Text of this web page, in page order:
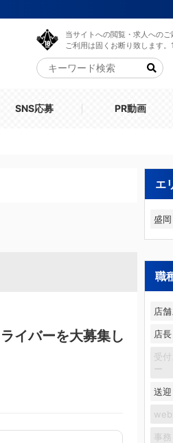
当サイトへの閲覧・求人への
ご利用は固くお断り致します
SNS応募 PR動画
イバーを大募集し
エ
盛岡
職
店
店
受
ー
送
web
事